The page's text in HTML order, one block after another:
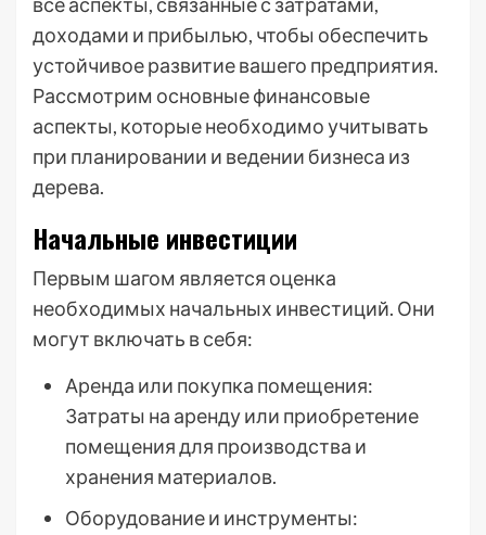
доходами и прибылью, чтобы обеспечить
устойчивое развитие вашего предприятия.
Рассмотрим основные финансовые
аспекты, которые необходимо учитывать
при планировании и ведении бизнеса из
дерева.
Начальные инвестиции
Первым шагом является оценка
необходимых начальных инвестиций. Они
могут включать в себя:
Аренда или покупка помещения:
Затраты на аренду или приобретение
помещения для производства и
хранения материалов.
Оборудование и инструменты: